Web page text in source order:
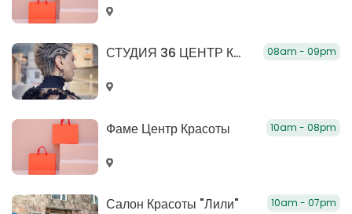
СТУДИЯ 36 ЦЕНТР КРАСОТЫ 08am - 09pm
Фаме Центр Красоты 10am - 08pm
Салон Красоты "Лили" 10am - 07pm